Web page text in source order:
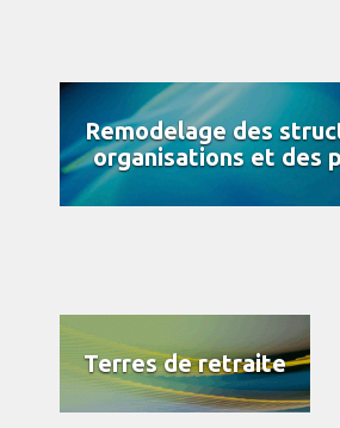
Remodelage des
organisations et des
Terres de retraite